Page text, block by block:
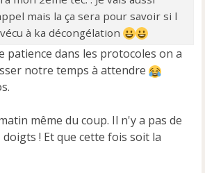
mais la ça sera pour savoir si l
à ka décongélation
patience dans les protocoles on a
notre temps à attendre
même du coup. Il n'y a pas de
! Et que cette fois soit la